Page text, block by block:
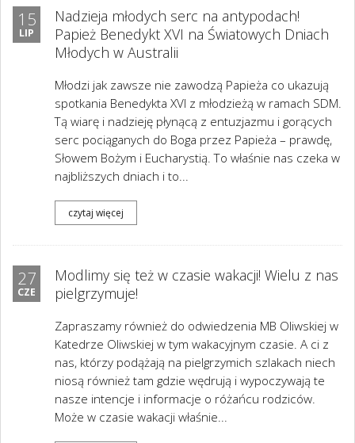
15
LIP
Nadzieja młodych serc na antypodach!
Papież Benedykt XVI na Światowych Dniach
Młodych w Australii
Młodzi jak zawsze nie zawodzą Papieża co ukazują
spotkania Benedykta XVI z młodzieżą w ramach SDM.
Tą wiarę i nadzieję płynącą z entuzjazmu i gorących
serc pociąganych do Boga przez Papieża – prawdę,
Słowem Bożym i Eucharystią. To właśnie nas czeka w
najbliższych dniach i to...
czytaj więcej
27
CZE
Modlimy się też w czasie wakacji! Wielu z nas
pielgrzymuje!
Zapraszamy również do odwiedzenia MB Oliwskiej w
Katedrze Oliwskiej w tym wakacyjnym czasie. A ci z
nas, którzy podążają na pielgrzymich szlakach niech
niosą również tam gdzie wędrują i wypoczywają te
nasze intencje i informacje o różańcu rodziców.
Może w czasie wakacji właśnie...